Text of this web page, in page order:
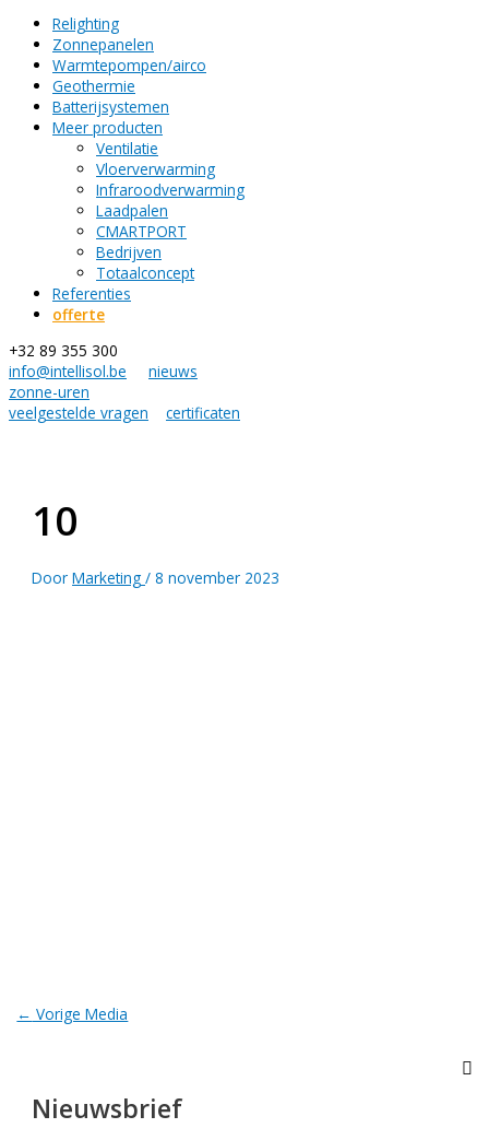
Relighting
Zonnepanelen
Warmtepompen/airco
Geothermie
Batterijsystemen
Meer producten
Ventilatie
Vloerverwarming
Infraroodverwarming
Laadpalen
CMARTPORT
Bedrijven
Totaalconcept
Referenties
offerte
+32 89 355 300
info@intellisol.be
nieuws
zonne-uren
veelgestelde vragen
certificaten
10
DoorMarketing/8 november 2023
← Vorige Media
Nieuwsbrief